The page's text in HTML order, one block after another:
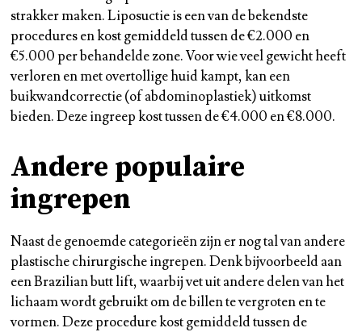
strakker maken. Liposuctie is een van de bekendste
procedures en kost gemiddeld tussen de €2.000 en
€5.000 per behandelde zone. Voor wie veel gewicht heeft
verloren en met overtollige huid kampt, kan een
buikwandcorrectie (of abdominoplastiek) uitkomst
bieden. Deze ingreep kost tussen de €4.000 en €8.000.
Andere populaire
ingrepen
Naast de genoemde categorieën zijn er nog tal van andere
plastische chirurgische ingrepen. Denk bijvoorbeeld aan
een Brazilian butt lift, waarbij vet uit andere delen van het
lichaam wordt gebruikt om de billen te vergroten en te
vormen. Deze procedure kost gemiddeld tussen de